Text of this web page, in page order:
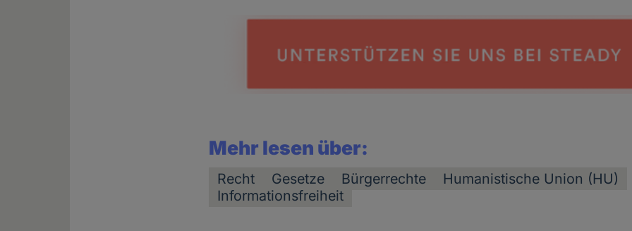
Mehr lesen über:
Recht Gesetze Bürgerrechte
Humanistische Union (HU)
Informationsfreiheit